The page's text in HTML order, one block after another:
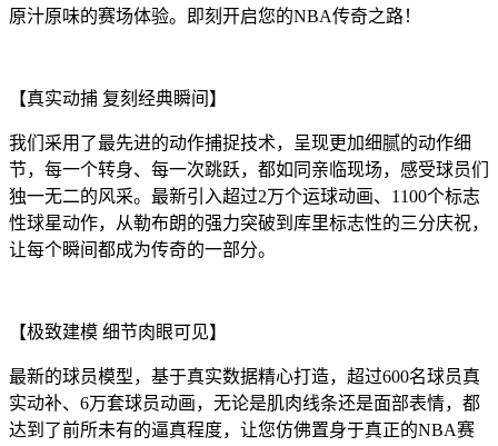
原汁原味的赛场体验。即刻开启您的NBA传奇之路！
【真实动捕 复刻经典瞬间】
我们采用了最先进的动作捕捉技术，呈现更加细腻的动作细
节，每一个转身、每一次跳跃，都如同亲临现场，感受球员们
独一无二的风采。最新引入超过2万个运球动画、1100个标志
性球星动作，从勒布朗的强力突破到库里标志性的三分庆祝，
让每个瞬间都成为传奇的一部分。
【极致建模 细节肉眼可见】
最新的球员模型，基于真实数据精心打造，超过600名球员真
实动补、6万套球员动画，无论是肌肉线条还是面部表情，都
达到了前所未有的逼真程度，让您仿佛置身于真正的NBA赛